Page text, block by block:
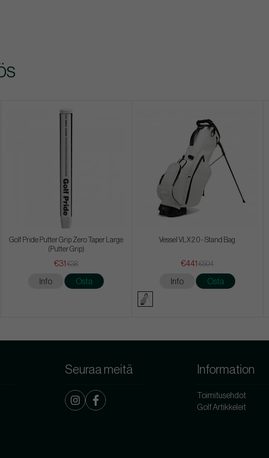
Golf Pride Putter Grip Zero Taper Large
(Putter Grip)
€31 €38
Info Osta
Vessel VLX 2.0 - Stand Bag
€441 €504
Info Osta
Seuraa meitä Information
Toimitusehdot
Golf Artikkeleit